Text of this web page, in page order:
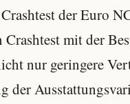
der Euro
mit der
nur geringere
der